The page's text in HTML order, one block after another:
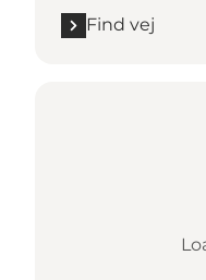
Find vej